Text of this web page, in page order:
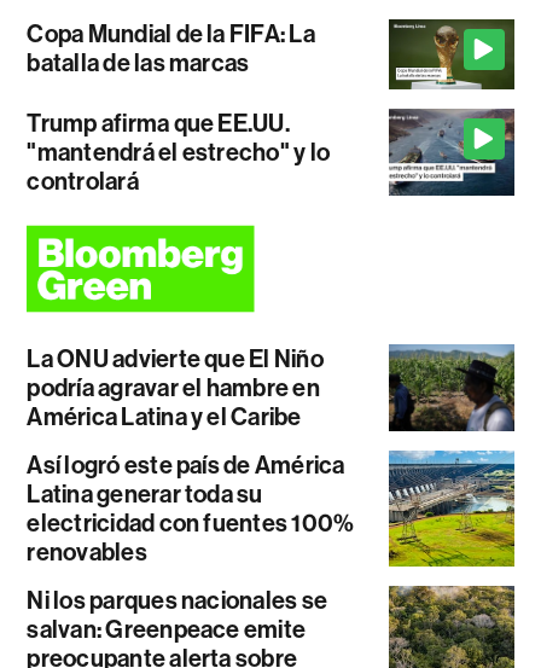
Copa Mundial de la FIFA: La
batalla de las marcas
Trump afirma que EE.UU.
"mantendrá el estrecho" y lo
controlará
La ONU advierte que El Niño
podría agravar el hambre en
América Latina y el Caribe
Así logró este país de América
Latina generar toda su
electricidad con fuentes 100%
renovables
Ni los parques nacionales se
salvan: Greenpeace emite
preocupante alerta sobre